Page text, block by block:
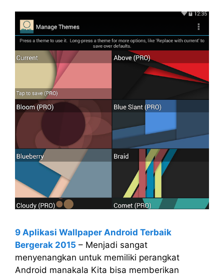
9 Aplikasi Wallpaper Android Terbaik
Bergerak 2015 – Menjadi sangat
menyenangkan untuk memiliki perangkat
Android manakala Kita bisa memberikan